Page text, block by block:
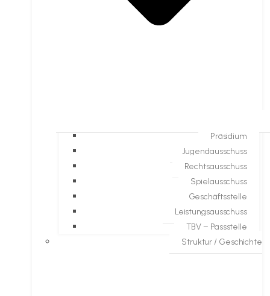
Präsidium
Jugendausschuss
Rechtsausschuss
Spielausschuss
Geschäftsstelle
Leistungsausschuss
TBV – Passstelle
Struktur / Geschichte